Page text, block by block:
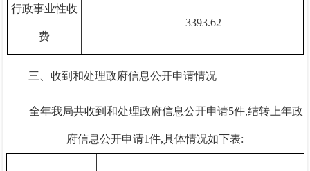
行政事业性收
费
3393.62
三、收到和处理政府信息公开申请情况
全年我局共收到和处理政府信息公开申请5件,结转上年政
府信息公开申请1件,具体情况如下表: